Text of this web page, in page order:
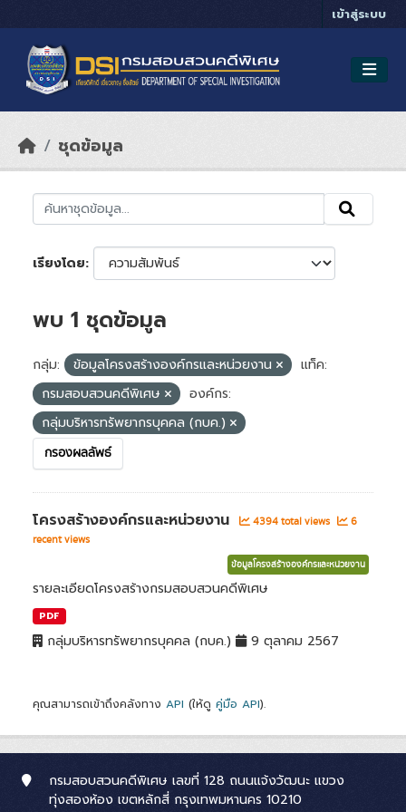
เข้าสู่ระบบ
ชุดข้อมูล
เรียงโดย
พบ 1 ชุดข้อมูล
กลุ่ม: ข้อมูลโครงสร้างองค์กรและหน่วยงาน
แท็ค:
กรมสอบสวนคดีพิเศษ
องค์กร:
กลุ่มบริหารทรัพยากรบุคคล (กบค.)
กรองผลลัพธ์
โครงสร้างองค์กรและหน่วยงาน 4394 total views
6
recent views
ข้อมูลโครงสร้างองค์กรและหน่วยงาน
รายละเอียดโครงสร้างกรมสอบสวนคดีพิเศษ
PDF
กลุ่มบริหารทรัพยากรบุคคล (กบค.) 9 ตุลาคม 2567
คุณสามารถเข้าถึงคลังทาง API (ให้ดู คู่มือ API).
กรมสอบสวนคดีพิเศษ เลขที่ 128 ถนนแจ้งวัฒนะ แขวง
ทุ่งสองห้อง เขตหลักสี่ กรุงเทพมหานคร 10210